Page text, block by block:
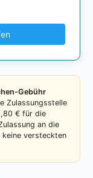
Gebühr
Zulassungsstelle
€ für die
an die
versteckten